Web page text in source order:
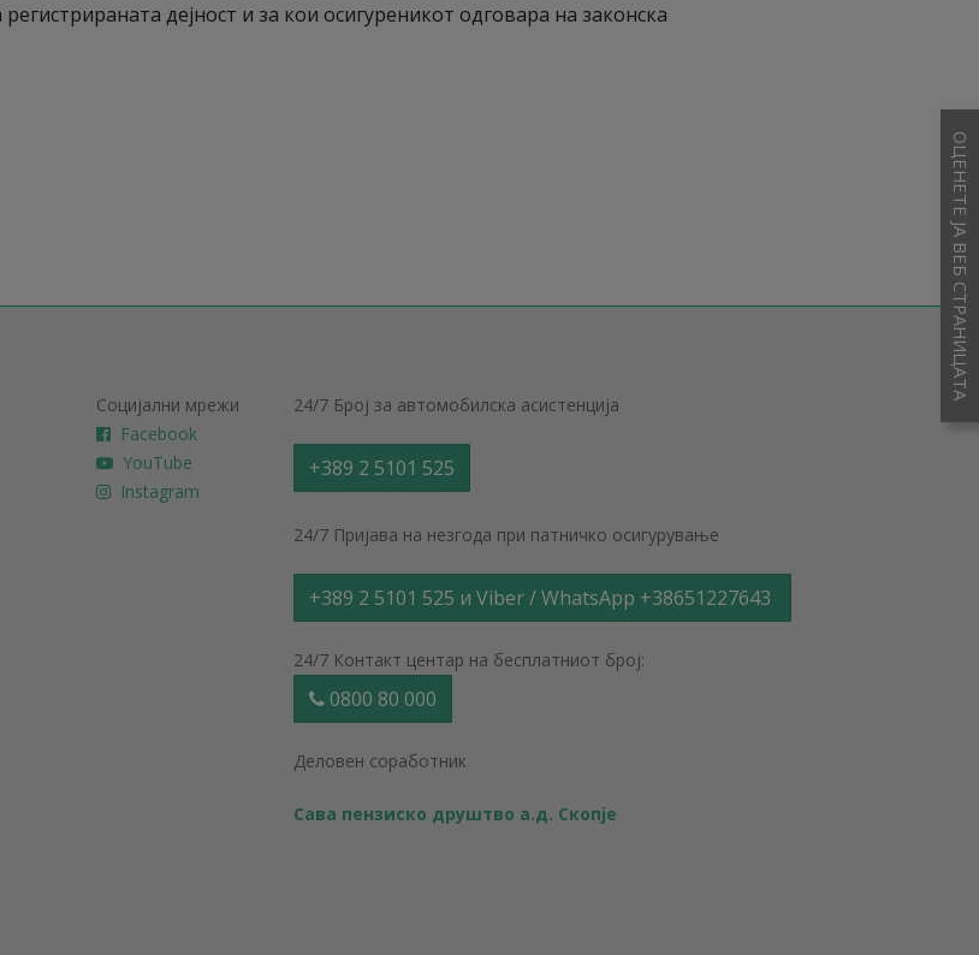
дејност и за кои осигуреникот одговара на законска
Социјални мрежи
Facebook
YouTube
Instagram
24/7 Број за автомобилска асистенција
+389 2 5101 525
24/7 Пријава на незгода при патничко осигурување
+389 2 5101 525 и Viber / WhatsApp +38651227643
24/7 Контакт центар на бесплатниот број:
0800 80 000
Деловен соработник
Сава пензиско друштво а.д. Скопје
ОЦЕНЕТЕ ЈА ВЕБ СТРАНИЦАТА